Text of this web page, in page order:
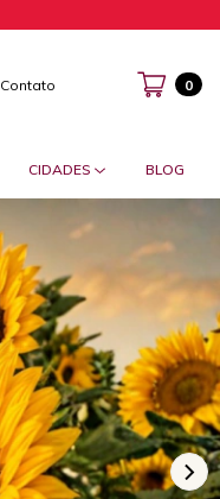
Contato 0
CIDADES BLOG